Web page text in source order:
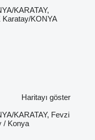
KARATAY,
Karatay/KONYA
Haritayı göster
KARATAY, Fevzi
/ Konya